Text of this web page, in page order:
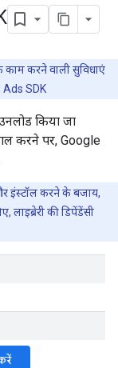
काम करने वाली सुविधाएं
SDK
किया जा
करने पर, Google
इंस्टॉल करने के बजाय,
लाइब्रेरी की डिपेंडेंसी